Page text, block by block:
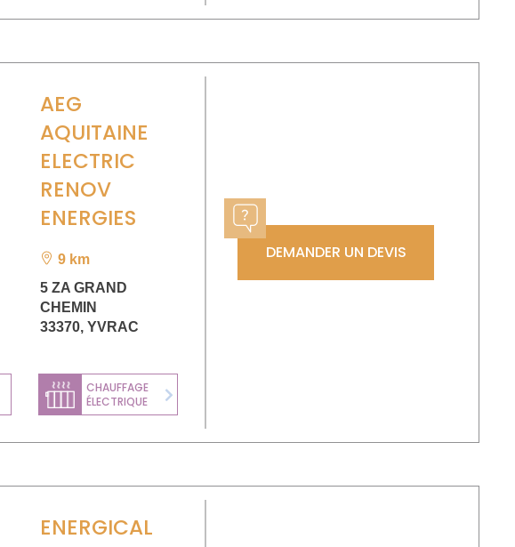
AEG
AQUITAINE
ELECTRIC
RENOV
ENERGIES
9 km
5 ZA GRAND
CHEMIN
33370,YVRAC
CHAUFFAGE
ÉLECTRIQUE
Next
DEMANDER UN DEVIS
ENERGICAL